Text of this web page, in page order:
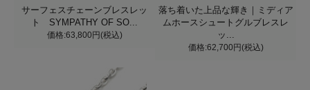
サーフェスチェーンブレスレッ
ト SYMPATHY OF SO...
価格:63,800円(税込)
落ち着いた上品な輝き｜ミディア
ムホースシュートグルブレスレ
ッ...
価格:62,700円(税込)